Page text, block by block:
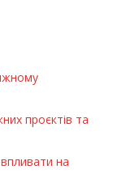
проєктів та
на